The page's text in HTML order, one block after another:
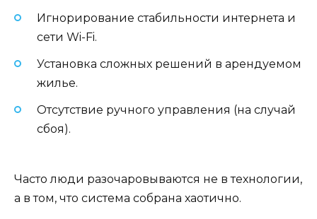
Игнорирование стабильности интернета и
сети Wi-Fi.
Установка сложных решений в арендуемом
жилье.
Отсутствие ручного управления (на случай
сбоя).
Часто люди разочаровываются не в технологии,
а в том, что система собрана хаотично.